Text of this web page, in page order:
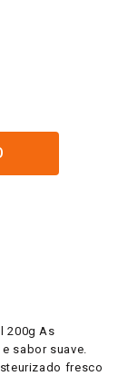
200g As
sabor suave.
fresco